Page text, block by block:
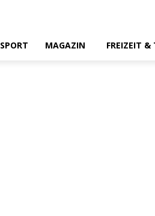
SPORT MAGAZIN FREIZEIT &